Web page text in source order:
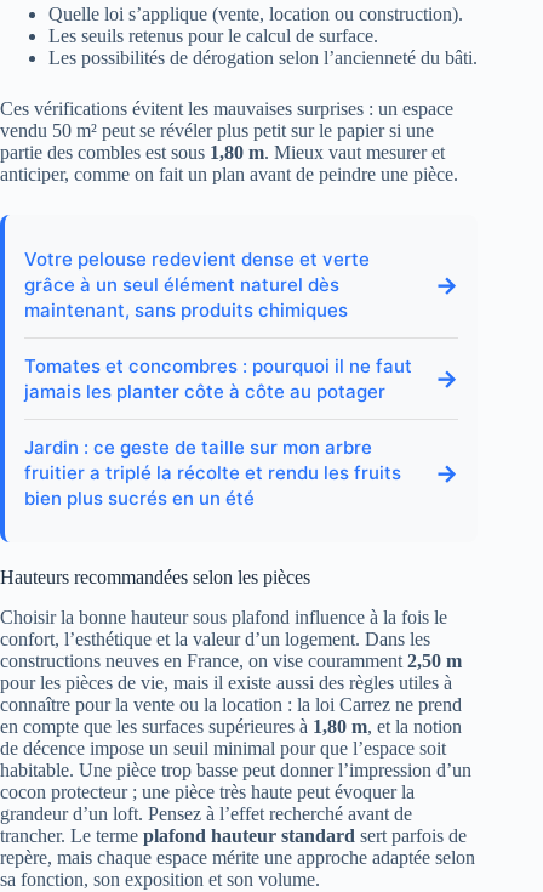
Quelle loi s’applique (vente, location ou construction).
Les seuils retenus pour le calcul de surface.
Les possibilités de dérogation selon l’ancienneté du bâti.
Ces vérifications évitent les mauvaises surprises : un espace
vendu 50 m² peut se révéler plus petit sur le papier si une
partie des combles est sous 1,80 m. Mieux vaut mesurer et
anticiper, comme on fait un plan avant de peindre une pièce.
Votre pelouse redevient dense et verte
grâce à un seul élément naturel dès
maintenant, sans produits chimiques
→
Tomates et concombres : pourquoi il ne faut
jamais les planter côte à côte au potager
→
Jardin : ce geste de taille sur mon arbre
fruitier a triplé la récolte et rendu les fruits
bien plus sucrés en un été
→
Hauteurs recommandées selon les pièces
Choisir la bonne hauteur sous plafond influence à la fois le
confort, l’esthétique et la valeur d’un logement. Dans les
constructions neuves en France, on vise couramment 2,50 m
pour les pièces de vie, mais il existe aussi des règles utiles à
connaître pour la vente ou la location : la loi Carrez ne prend
en compte que les surfaces supérieures à 1,80 m, et la notion
de décence impose un seuil minimal pour que l’espace soit
habitable. Une pièce trop basse peut donner l’impression d’un
cocon protecteur ; une pièce très haute peut évoquer la
grandeur d’un loft. Pensez à l’effet recherché avant de
trancher. Le terme plafond hauteur standard sert parfois de
repère, mais chaque espace mérite une approche adaptée selon
sa fonction, son exposition et son volume.